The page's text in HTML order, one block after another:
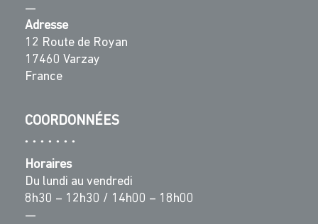
—
Adresse
12 Route de Royan
17460 Varzay
France
COORDONNÉES
Horaires
Du lundi au vendredi
8h30 – 12h30 / 14h00 – 18h00
—